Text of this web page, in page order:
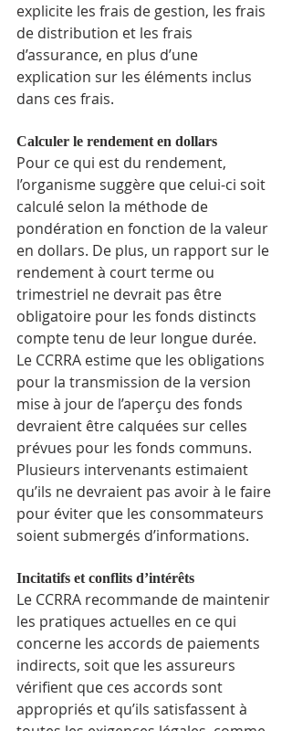
explicite les frais de gestion, les frais
de distribution et les frais
d’assurance, en plus d’une
explication sur les éléments inclus
dans ces frais.
Calculer le rendement en dollars
Pour ce qui est du rendement,
l’organisme suggère que celui-ci soit
calculé selon la méthode de
pondération en fonction de la valeur
en dollars. De plus, un rapport sur le
rendement à court terme ou
trimestriel ne devrait pas être
obligatoire pour les fonds distincts
compte tenu de leur longue durée.
Le CCRRA estime que les obligations
pour la transmission de la version
mise à jour de l’aperçu des fonds
devraient être calquées sur celles
prévues pour les fonds communs.
Plusieurs intervenants estimaient
qu’ils ne devraient pas avoir à le faire
pour éviter que les consommateurs
soient submergés d’informations.
Incitatifs et conflits d’intérêts
Le CCRRA recommande de maintenir
les pratiques actuelles en ce qui
concerne les accords de paiements
indirects, soit que les assureurs
vérifient que ces accords sont
appropriés et qu’ils satisfassent à